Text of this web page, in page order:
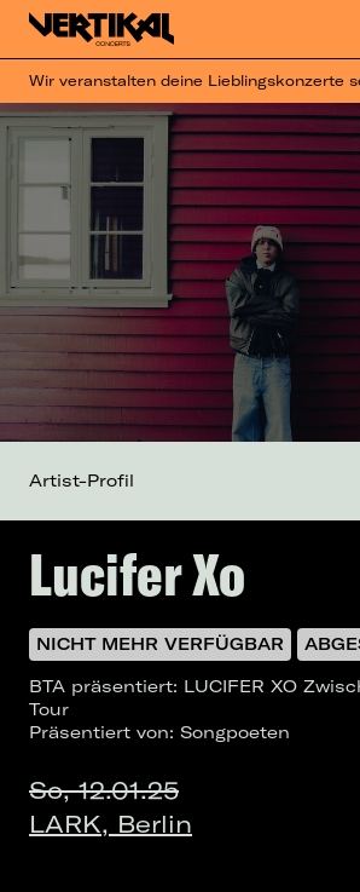
Wir veranstalten deine Lieblingskonzerte
Lucifer Xo
NICHT MEHR VERFÜGBAR
BTA präsentiert: LUCIFER XO
Tour
Präsentiert von: Songpoeten
So, 12.01.25
LARK, Berlin
Artist-Profil